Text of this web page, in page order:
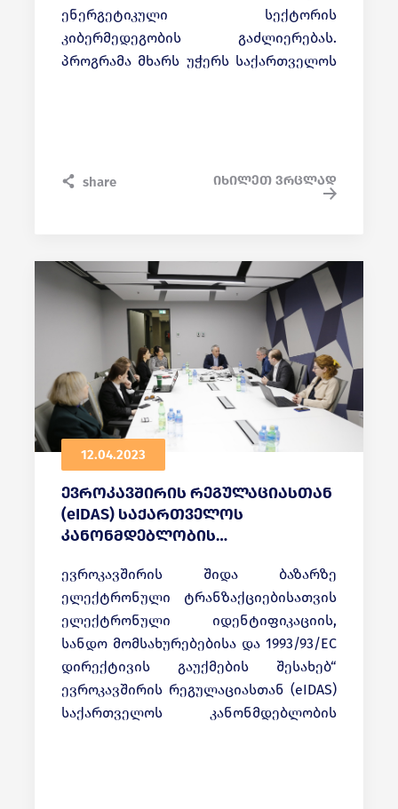
ენერგეტიკული სექტორის
კიბერმედეგობის გაძლიერებას.
პროგრამა მხარს უჭერს საქართველოს
სუბიექტების კიბერრისკებისა და
საგანგებო სიტუაციების დაგეგმვის
share იხილეთ ვრცლად
12.04.2023
ევროკავშირის რეგულაციასთან
(eIDAS) საქართველოს
კანონმდებლობის
ეტაპზეა
ევროკავშირის შიდა ბაზარზე
ელექტრონული ტრანზაქციებისათვის
ელექტრონული იდენტიფიკაციის,
სანდო მომსახურებებისა და 1993/93/EC
დირექტივის გაუქმების შესახებ“
ევროკავშირის რეგულაციასთან (eIDAS)
საქართველოს კანონმდებლობის